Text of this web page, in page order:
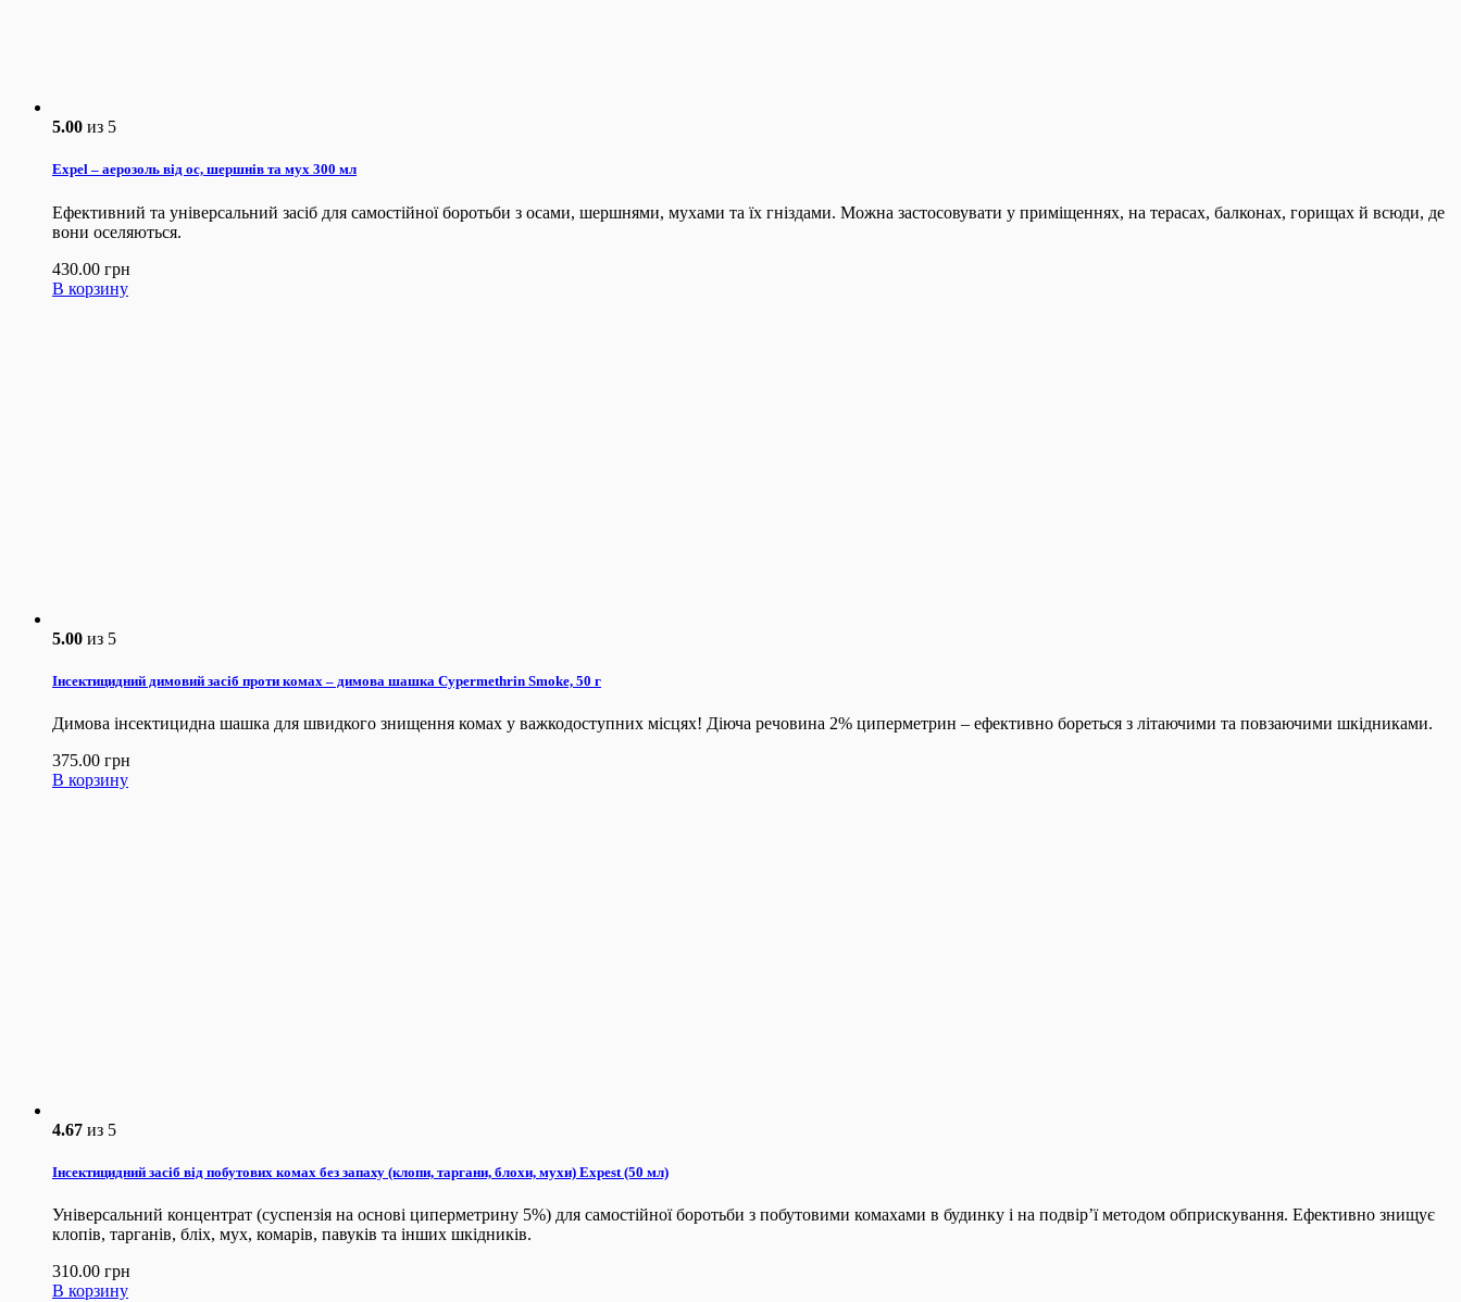
5.00 из 5
Expel – аерозоль від ос, шершнів та мух 300 мл
Ефективний та універсальний засіб для самостійної боротьби з осами, шершнями, мухами та їх гніздами. Можна застосовувати у приміщеннях, на терасах, балконах, горищах й всюди, де
вони оселяються.
430.00 грн
В корзину
5.00 из 5
Інсектицидний димовий засіб проти комах – димова шашка Cypermethrin Smoke, 50 г
Димова інсектицидна шашка для швидкого знищення комах у важкодоступних місцях! Діюча речовина 2% циперметрин – ефективно бореться з літаючими та повзаючими шкідниками.
375.00 грн
В корзину
4.67 из 5
Інсектицидний засіб від побутових комах без запаху (клопи, таргани, блохи, мухи) Expest (50 мл)
Універсальний концентрат (суспензія на основі циперметрину 5%) для самостійної боротьби з побутовими комахами в будинку і на подвір’ї методом обприскування. Ефективно знищує
клопів, тарганів, бліх, мух, комарів, павуків та інших шкідників.
310.00 грн
В корзину